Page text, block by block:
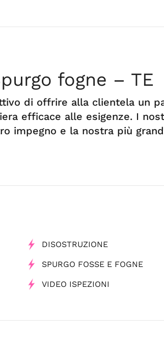
fogne – TE
di offrire alla clientela un
efficace alle esigenze. I
impegno e la nostra più
DISOSTRUZIONE
SPURGO FOSSE E FOGNE
VIDEO ISPEZIONI